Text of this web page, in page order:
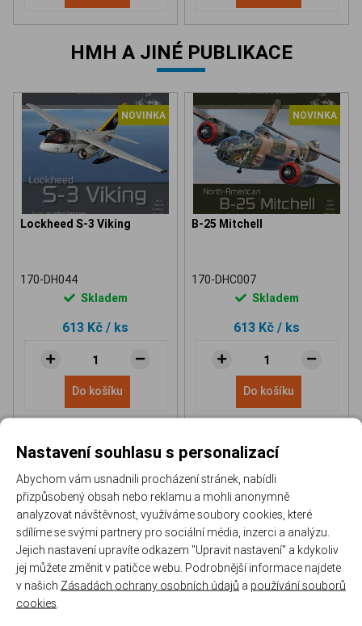
HMH A JINÉ PUBLIKACE
NOVINKA
Lockheed S-3 Viking
170-DH044
Skladem
613 Kč / ks
Do košíku
NOVINKA
B-25 Mitchell
170-DHC007
Skladem
613 Kč / ks
Do košíku
NH 90 helicopter Book P-51D Mustang Book
Nastavení souhlasu s personalizací
Abychom vám usnadnili procházení stránek, nabídli
přizpůsobený obsah nebo reklamu a mohli anonymně
analyzovat návštěvnost, využíváme soubory cookies, které
sdílíme se svými partnery pro sociální média, inzerci a analýzu.
Jejich nastavení upravíte odkazem "Upravit nastavení" a kdykoliv
jej můžete změnit v patičce webu. Podrobnější informace najdete
v našich Zásadách ochrany osobních údajů a používání souborů
cookies